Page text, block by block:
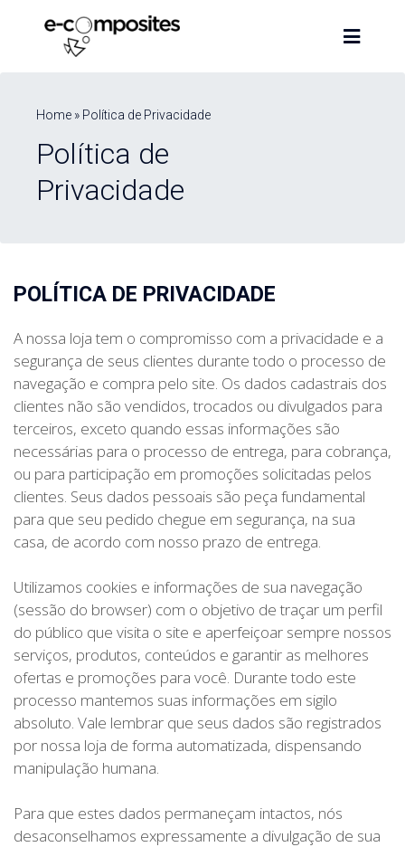
Home » Política de Privacidade
Política de
Privacidade
POLÍTICA DE PRIVACIDADE
A nossa loja tem o compromisso com a privacidade e a
segurança de seus clientes durante todo o processo de
navegação e compra pelo site. Os dados cadastrais dos
clientes não são vendidos, trocados ou divulgados para
terceiros, exceto quando essas informações são
necessárias para o processo de entrega, para cobrança,
ou para participação em promoções solicitadas pelos
clientes. Seus dados pessoais são peça fundamental
para que seu pedido chegue em segurança, na sua
casa, de acordo com nosso prazo de entrega.
Utilizamos cookies e informações de sua navegação
(sessão do browser) com o objetivo de traçar um perfil
do público que visita o site e aperfeiçoar sempre nossos
serviços, produtos, conteúdos e garantir as melhores
ofertas e promoções para você. Durante todo este
processo mantemos suas informações em sigilo
absoluto. Vale lembrar que seus dados são registrados
por nossa loja de forma automatizada, dispensando
manipulação humana.
Para que estes dados permaneçam intactos, nós
desaconselhamos expressamente a divulgação de sua